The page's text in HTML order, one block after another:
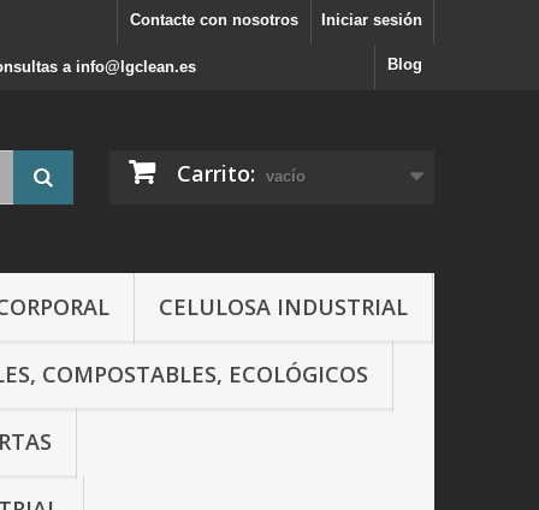
Iniciar sesión
Contacte con nosotros
a info@lgclean.es Blog
Carrito: vacío
CELULOSA INDUSTRIAL
COMPOSTABLES, ECOLÓGICOS